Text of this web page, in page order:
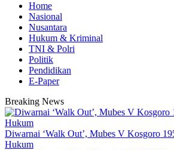
Home
Nasional
Nusantara
Hukum & Kriminal
TNI & Polri
Politik
Pendidikan
E-Paper
Breaking News
Diwarnai ‘Walk Out’, Mubes V Kosgoro
Hukum